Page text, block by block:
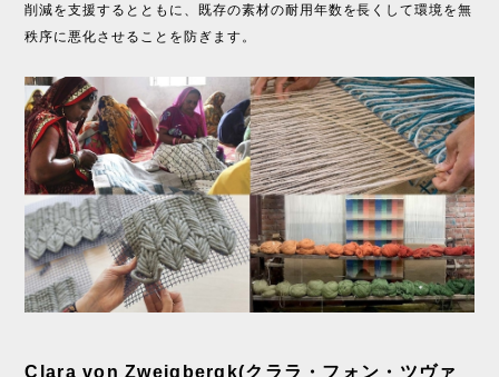
削減を支援するとともに、既存の素材の耐用年数を長くして環境を無
秩序に悪化させることを防ぎます。
Clara von Zweigbergk(クララ・フォン・ツヴァ